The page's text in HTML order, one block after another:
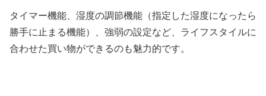
タイマー機能、湿度の調節機能（指定した湿度になったら
勝手に止まる機能）、強弱の設定など、ライフスタイルに
合わせた買い物ができるのも魅力的です。